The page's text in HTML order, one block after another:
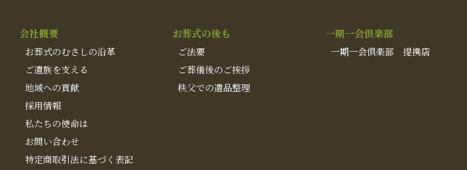
会社概要
お葬式のむさしの沿革
ご遺族を支える
地域への貢献
採用情報
私たちの使命は
お問い合わせ
特定商取引法に基づく表記
お葬式の後も
ご法要
ご葬儀後のご挨拶
秩父での遺品整理
一期一会倶楽部
一期一会倶楽部 提携店